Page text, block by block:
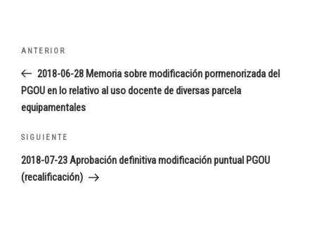
Navegación
entradas
Entrada
anterior:
ANTERIOR
2018-06-28 Memoria sobre modificación pormenorizada del
PGOU en lo relativo al uso docente de diversas parcela
equipamentales
Siguiente
entrada
SIGUIENTE
2018-07-23 Aprobación definitiva modificación puntual PGOU
(recalificación)